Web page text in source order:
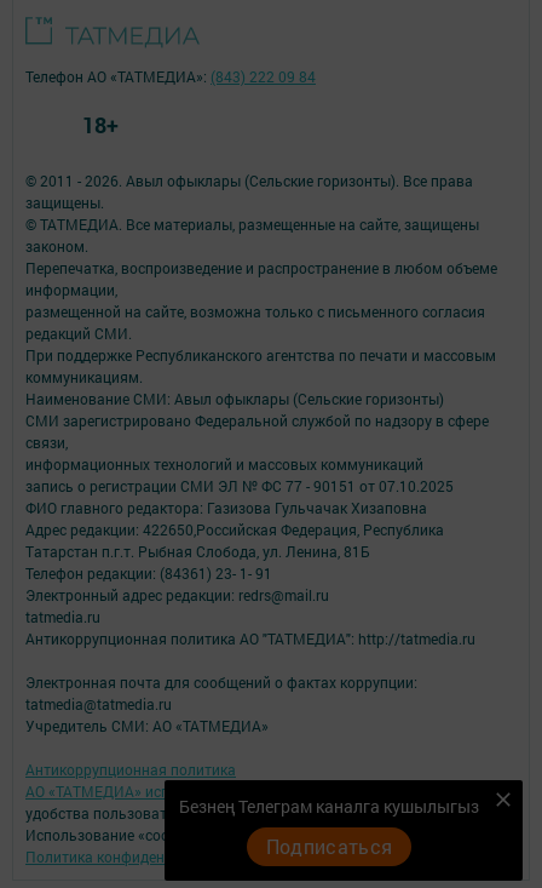
Безнең Телеграм каналга кушылыгыз
Подписаться
© 2011 - 2026. Авыл офыклары (Сельские горизонты). Все права
защищены.
© ТАТМЕДИА. Все материалы, размещенные на сайте, защищены
законом.
Перепечатка, воспроизведение и распространение в любом объеме
информации,
размещенной на сайте, возможна только с письменного согласия
редакций СМИ.
При поддержке Республиканского агентства по печати и массовым
коммуникациям.
Наименование СМИ: Авыл офыклары (Сельские горизонты)
СМИ зарегистрировано Федеральной службой по надзору в сфере
связи,
информационных технологий и массовых коммуникаций
запись о регистрации СМИ ЭЛ № ФС 77 - 90151 от 07.10.2025
ФИО главного редактора: Газизова Гульчачак Хизаповна
Адрес редакции: 422650,Российская Федерация, Республика
Татарстан п.г.т. Рыбная Слобода, ул. Ленина, 81Б
Телефон редакции: (84361) 23- 1- 91
Электронный адрес редакции: redrs@mail.ru
tatmedia.ru
Антикоррупционная политика АО "ТАТМЕДИА": http://tatmedia.ru
Электронная почта для сообщений о фактах коррупции:
tatmedia@tatmedia.ru
Учредитель СМИ: АО «ТАТМЕДИА»
Антикоррупционная политика
АО «ТАТМЕДИА» использует «cookie»
для персонализации сервисов и
удобства пользователей сайтом.
Использование «cookie» можно отменить в настройках браузера.
Политика конфиденциальности
Телефон АО «ТАТМЕДИА»: (843) 222 09 84
18+